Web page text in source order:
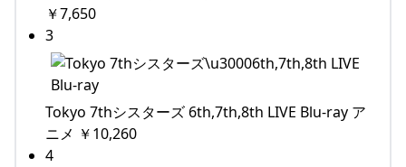
￥7,650
3
Tokyo 7thシスターズ 6th,7th,8th LIVE Blu-ray ア
ニメ ￥10,260
4